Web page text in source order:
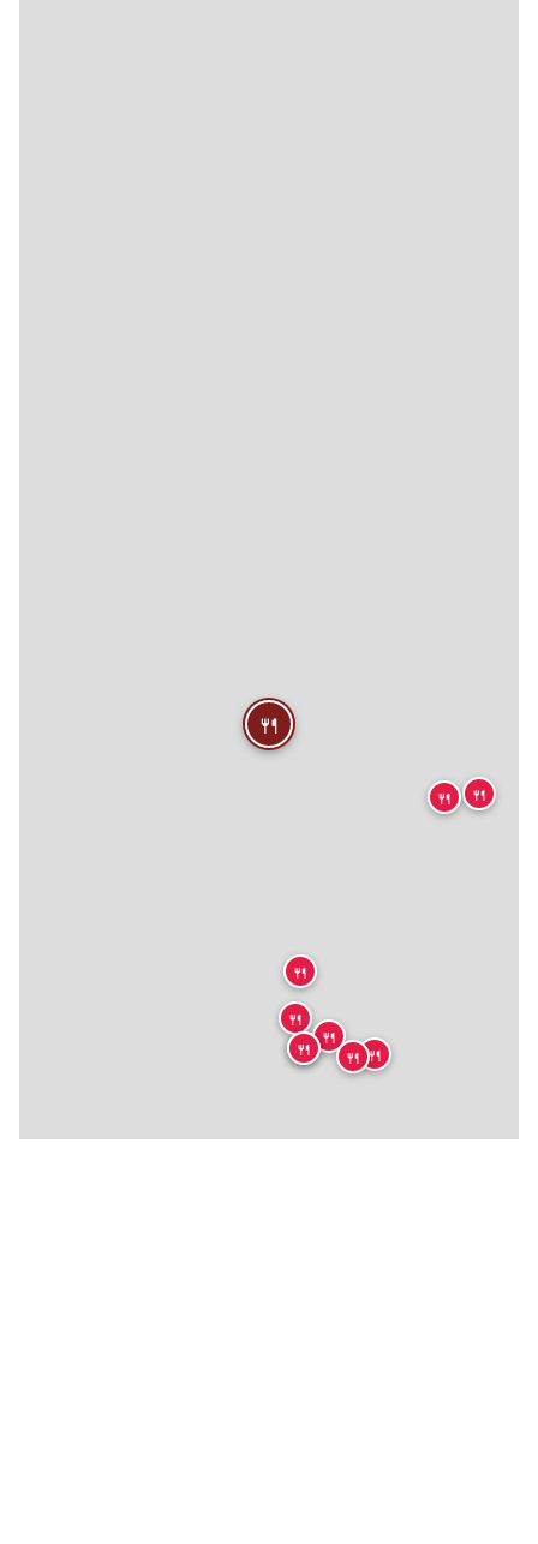
🍴 🍴
🍴
🍴
🍴
🍴
🍴 🍴 🍴
🍴